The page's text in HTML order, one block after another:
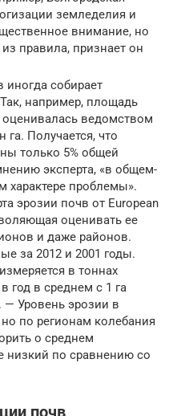
земледелия и
внимание, но
правила, признает он
собирает
например, площадь
оценивалась ведомством
Получается, что
только 5% общей
эксперта, «в общем-
характере проблемы».
эрозии почв от European
оценивать ее
и даже районов.
за 2012 и 2001 годы.
в тоннах
год в среднем с 1 га
— Уровень эрозии в
по регионам колебания
о среднем
низкий по сравнению со